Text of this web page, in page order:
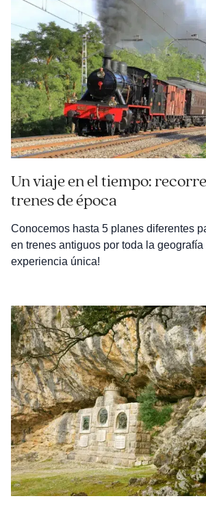
Un viaje en el tiempo:
trenes de época
Conocemos hasta 5 planes diferentes
en trenes antiguos por toda la geografía
experiencia única!